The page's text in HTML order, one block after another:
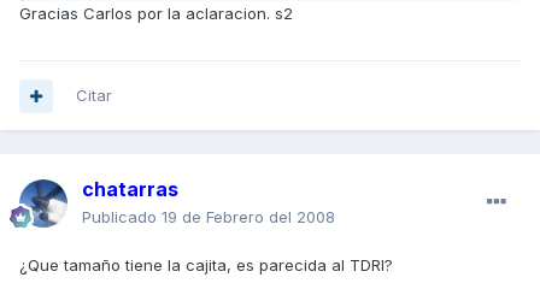
Gracias Carlos por la aclaracion. s2
Citar
chatarras
Publicado 19 de Febrero del 2008
¿Que tamaño tiene la cajita, es parecida al TDRI?